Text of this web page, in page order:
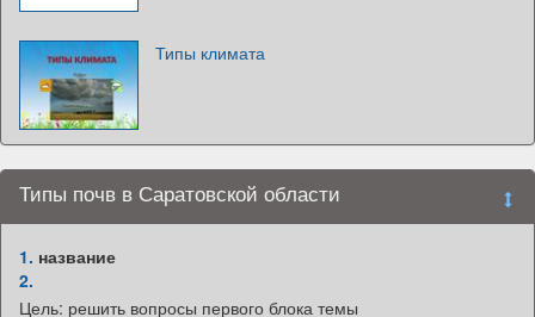
Типы климата
Типы почв в Саратовской области
1. название
2.
Цель: решить вопросы первого блока темы